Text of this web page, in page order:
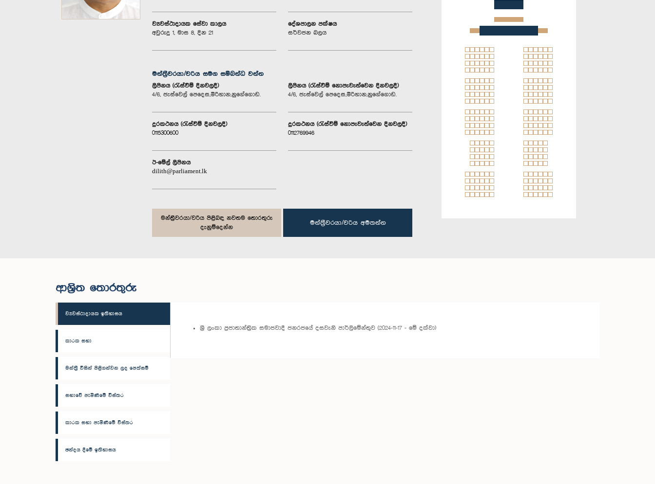
ව්‍යවස්ථාදායක සේවා කාලය
අවුරුදු 1, මාස 8, දින 21
දේශපාලන පක්ෂය
සර්වජන බලය
මන්ත්‍රීවරයා/වරිය සමග සම්බන්ධ වන්න
ලිපිනය (රැස්වීම් දිනවලදී)
4/6, ජැස්වෙල් පෙදෙස,මිරිහාන,නුගේගොඩ.
ලිපිනය (රැස්වීම් නොපැවැත්වෙන දිනවලදී)
4/6, ජැස්වෙල් පෙදෙස,මිරිහාන,නුගේගොඩ.
දුරකථනය (රැස්වීම් දිනවලදී)
0115300600
දුරකථනය (රැස්වීම් නොපැවැත්වෙන දිනවලදී)
0112769946
ඊ-මේල් ලිපිනය
dilith@parliament.lk
මන්ත්‍රීවරයා/වරිය පිළිබඳ නවතම තොරතුරු
දැනුම්දෙන්න
මන්ත්‍රීවරයා/වරිය අමතන්න
ආශ්‍රිත තොරතුරු
ව්‍යවස්ථාදායක ඉතිහාසය
කාරක සභා
මන්ත්‍රී විසින් පිළිගන්වන ලද පෙත්සම්
සභාවේ පැමිණීමේ විස්තර
කාරක සභා පැමිණීමේ විස්තර
ඡන්දය දීමේ ඉතිහාසය
ශ්‍රී ලංකා ප්‍රජාතාන්ත්‍රික සමාජවාදී ජනරජයේ දසවැනි පාර්ලිමේන්තුව (2024-11-17 - මේ දක්වා)